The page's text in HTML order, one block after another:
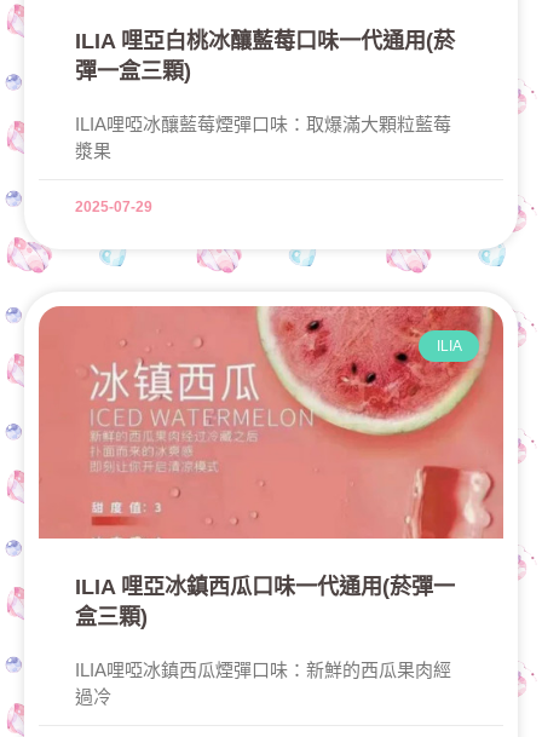
ILIA 哩亞白桃冰釀藍莓口味一代通用(菸
彈一盒三顆)
ILIA哩啞冰釀藍莓煙彈口味：取爆滿大顆粒藍莓
漿果
2025-07-29
ILIA
ILIA 哩亞冰鎮西瓜口味一代通用(菸彈一
盒三顆)
ILIA哩啞冰鎮西瓜煙彈口味：新鮮的西瓜果肉經
過冷